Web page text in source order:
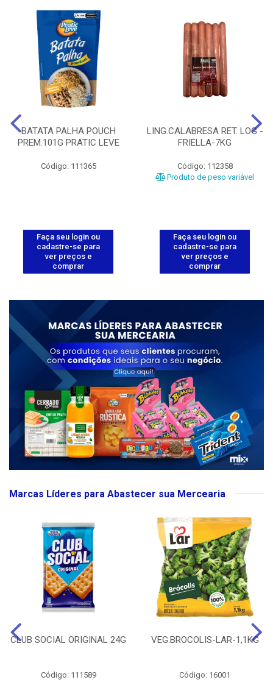
BATATA PALHA POUCH
PREM.101G PRATIC LEVE
Código: 111365
Faça seu login ou
cadastre-se para
ver preços e
comprar
LING.CALABRESA RET. LOG -
FRIELLA-7KG
Código: 112358
Produto de peso variável
Faça seu login ou
cadastre-se para
ver preços e
comprar
Marcas Líderes para Abastecer sua Mercearia
CLUB SOCIAL ORIGINAL 24G
Código: 111589
VEG.BROCOLIS-LAR-1,1KG
Código: 16001